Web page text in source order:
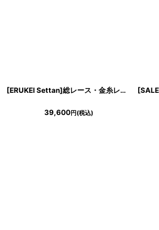
[ERUKEI Settan]総レース・金糸レース・フレアスリーブ・七分袖・タイト・ミディアムドレス・ワンピース[山崎みどり・薗田杏奈着用]《送料＆代引き手数料無料》mygr
39,600円(税込)